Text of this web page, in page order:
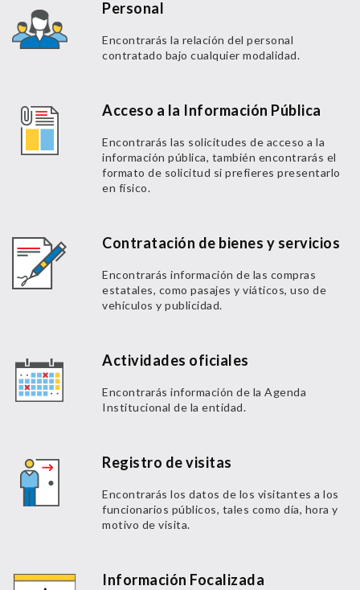
Personal
Encontrarás la relación del personal
contratado bajo cualquier modalidad.
Acceso a la Información Pública
Encontrarás las solicitudes de acceso a la
información pública, también encontrarás el
formato de solicitud si prefieres presentarlo
en físico.
Contratación de bienes y servicios
Encontrarás información de las compras
estatales, como pasajes y viáticos, uso de
vehículos y publicidad.
Actividades oficiales
Encontrarás información de la Agenda
Institucional de la entidad.
Registro de visitas
Encontrarás los datos de los visitantes a los
funcionarios públicos, tales como día, hora y
motivo de visita.
Información Focalizada